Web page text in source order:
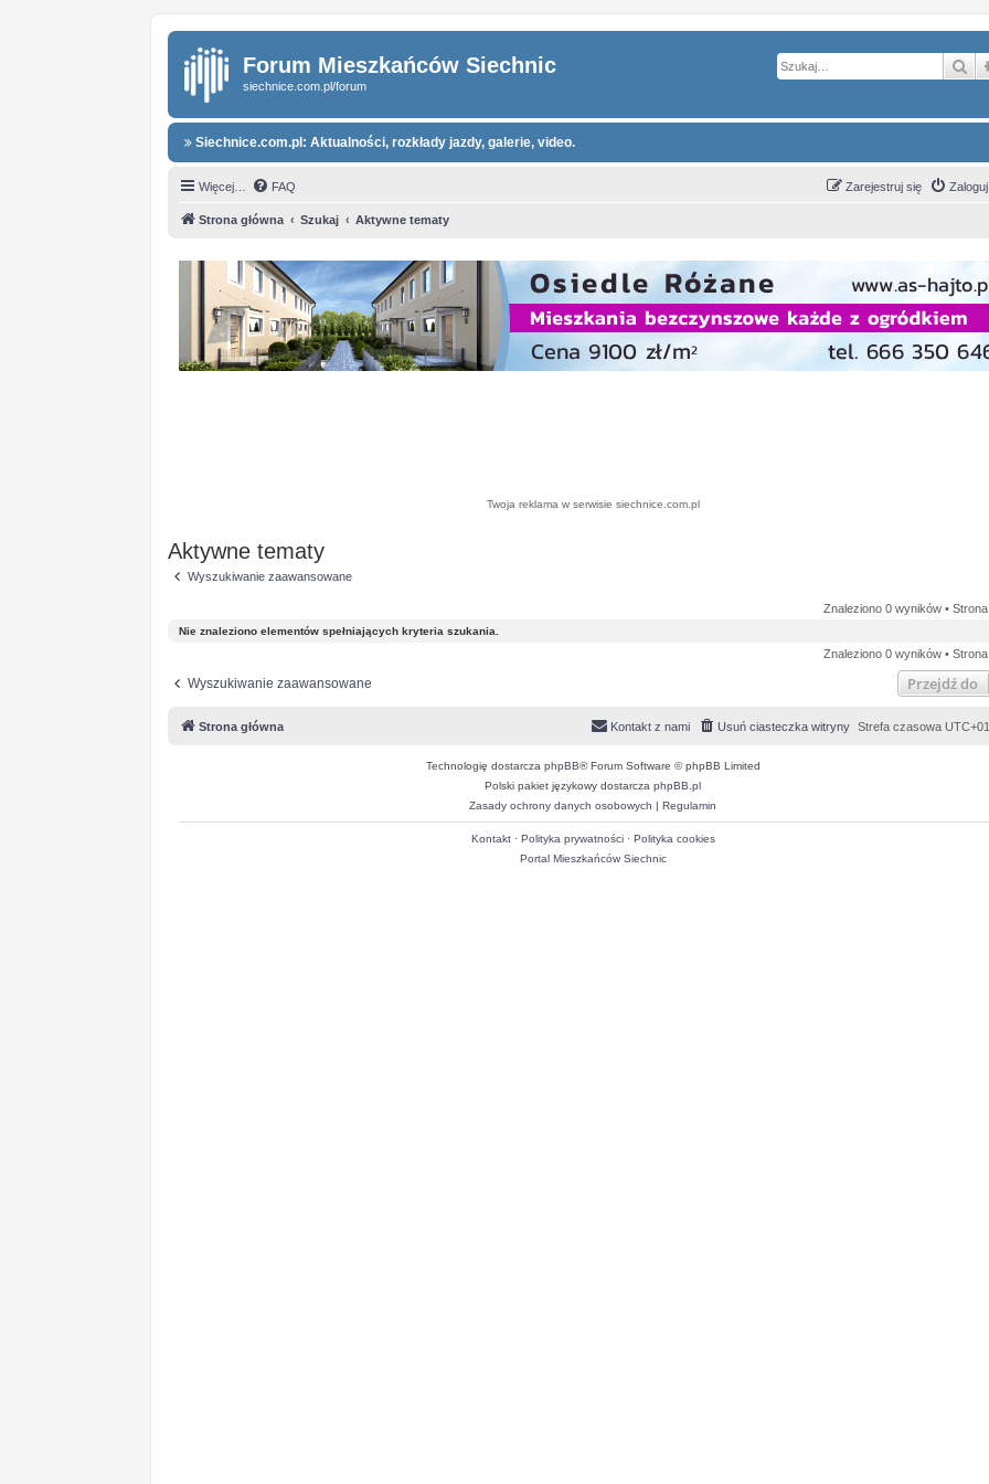
Forum Mieszkańców Siechnic
siechnice.com.pl/forum
Siechnice.com.pl: Aktualności, rozkłady jazdy, galerie, video.
Więcej… FAQ Zarejestruj się
Strona główna Szukaj Aktywne tematy
Twoja reklama w serwisie siechnice.com.pl
Aktywne tematy
Wyszukiwanie zaawansowane
Znaleziono 0 wyników • Strona
Nie znaleziono elementów spełniających kryteria szukania.
Znaleziono 0 wyników • Strona
Wyszukiwanie zaawansowane Przejdź do
Strona główna Strefa czasowa
Usuń ciasteczka witryny
Kontakt z nami
Technologię dostarcza phpBB® Forum Software © phpBB Limited
Polski pakiet językowy dostarcza phpBB.pl
Zasady ochrony danych osobowych | Regulamin
Kontakt· Polityka prywatności· Polityka cookies
Portal Mieszkańców Siechnic